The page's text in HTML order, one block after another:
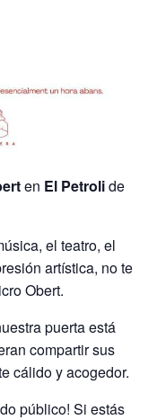
en El Petrolide
el teatro, el
artística, no te
Obert.
puerta está
compartir sus
cálido y acogedor.
público! Si estás